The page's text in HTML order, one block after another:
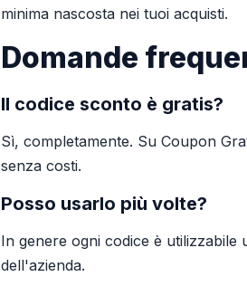
minima nascosta nei tuoi acquisti.
Domande
Il codice sconto è gratis?
Sì, completamente. Su Coupon
senza costi.
Posso usarlo più volte?
In genere ogni codice è
dell'azienda.